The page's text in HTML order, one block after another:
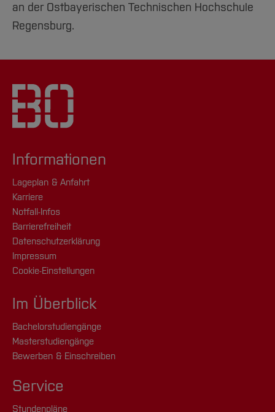
an der Ostbayerischen Technischen Hochschule
Regensburg.
Informationen
Lageplan & Anfahrt
Karriere
Notfall-Infos
Barrierefreiheit
Datenschutzerklärung
Impressum
Cookie-Einstellungen
Im Überblick
Bachelorstudiengänge
Masterstudiengänge
Bewerben & Einschreiben
Service
Stundenpläne